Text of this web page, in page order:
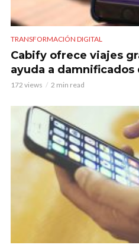
TRANSFORMACIÓN DIGITAL
Cabify ofrece viajes
ayuda a damnificados
172 views 2 min read